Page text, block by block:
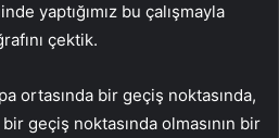
yaptığımız bu çalışmayla
çektik.
ortasında bir geçiş noktasında,
geçiş noktasında olmasının bir